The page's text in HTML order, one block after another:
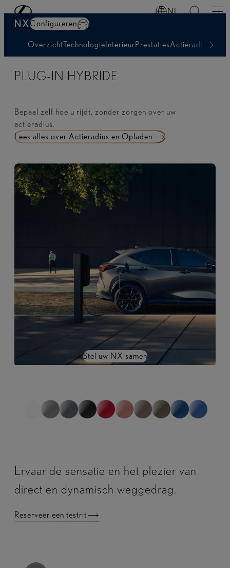
Ga naar de hoofdinhoud NL
NXConfigureren
OverzichtTechnologieInterieurPrestatiesActieradius &
PLUG-IN HYBRIDE
Bepaal zelf hoe u rijdt, zonder zorgen over uw
actieradius.
Lees alles over Actieradius en Opladen
1van0
Stel uw NX samen
*niet representatief voor de volledige range
Ervaar de sensatie en het plezier van
direct en dynamisch weggedrag.
Reserveer een testrit